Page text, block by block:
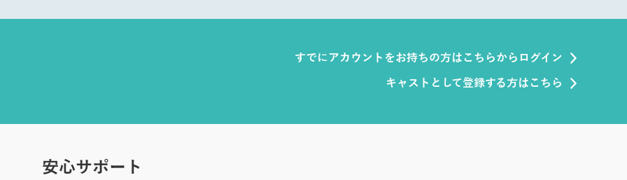
すでにアカウントをお持ちの方はこちらからログイン
キャストとして登録する方はこちら
安心サポート